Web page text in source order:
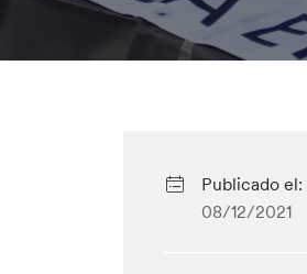
Publicado el:
08/12/2021